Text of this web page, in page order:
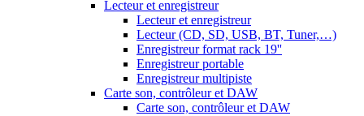
Lecteur et enregistreur
Lecteur et enregistreur
Lecteur (CD, SD, USB, BT, Tuner,…)
Enregistreur format rack 19''
Enregistreur portable
Enregistreur multipiste
Carte son, contrôleur et DAW
Carte son, contrôleur et DAW